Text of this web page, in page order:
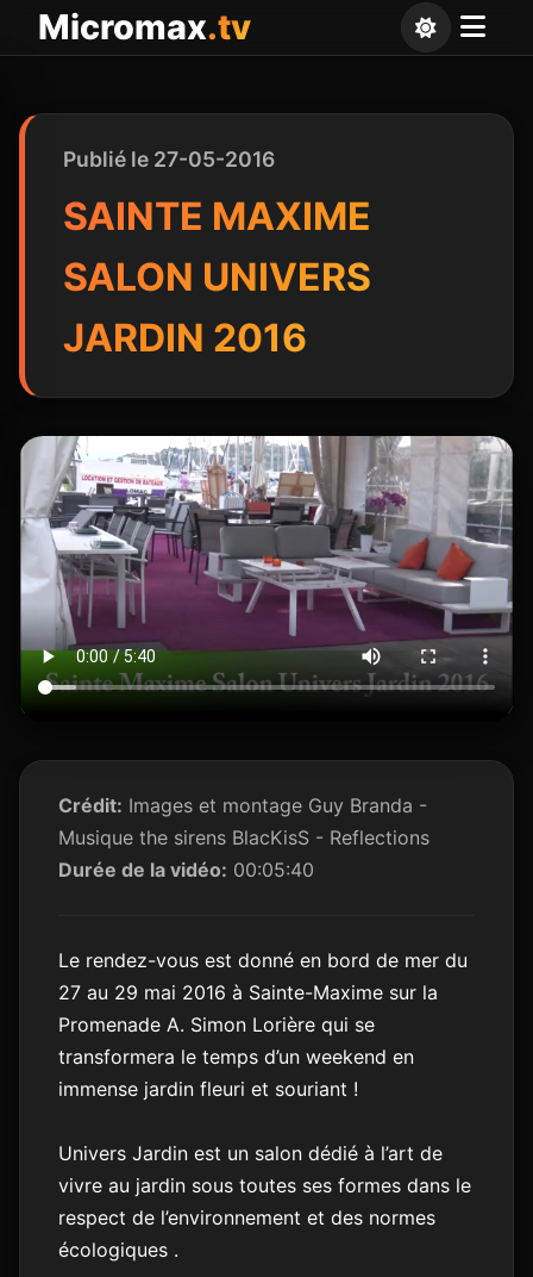
Micromax.tv
Publié le 27-05-2016
SAINTE MAXIME
SALON UNIVERS
JARDIN 2016
Crédit: Images et montage Guy Branda -
Musique the sirens BlacKisS - Reflections
Durée de la vidéo: 00:05:40
Le rendez-vous est donné en bord de mer du
27 au 29 mai 2016 à Sainte-Maxime sur la
Promenade A. Simon Lorière qui se
transformera le temps d’un weekend en
immense jardin fleuri et souriant !
Univers Jardin est un salon dédié à l’art de
vivre au jardin sous toutes ses formes dans le
respect de l’environnement et des normes
écologiques .
Panneau de gestion des cookies